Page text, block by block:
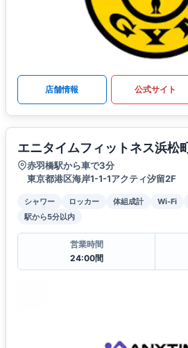
店舗情報 公式サイト
エニタイムフィットネス浜松
赤羽橋駅から車で3分
東京都港区海岸1-1-1アクティ汐留2F
シャワー ロッカー 体組成計 Wi-Fi
駅から5分以内
営業時間
24:00間